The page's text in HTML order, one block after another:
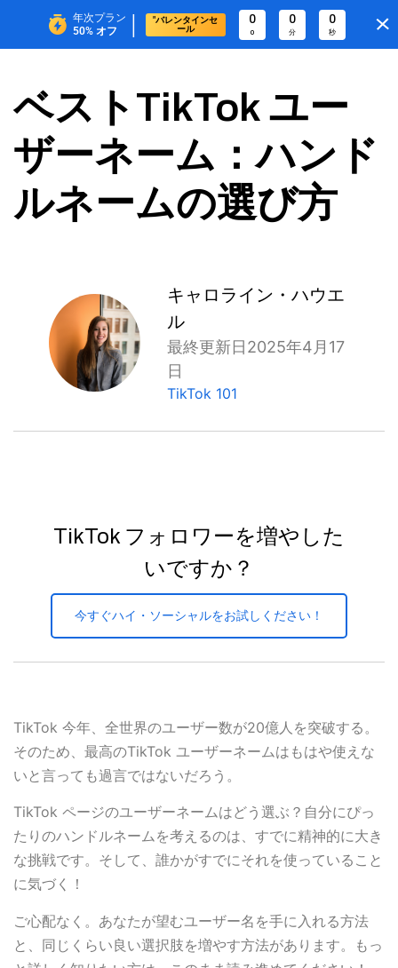
年次プラン
50% オフ |
"バレンタインセ
ール
0
0
0
分
0
秒
ベストTikTok ユー
ザーネーム：ハンド
ルネームの選び方
キャロライン・ハウエ
ル
最終更新日2025年4月17
日
TikTok 101
TikTok フォロワーを増やした
いですか？
今すぐハイ・ソーシャルをお試しください！
TikTok 今年、全世界のユーザー数が20億人を突破する。
そのため、最高のTikTok ユーザーネームはもはや使えな
いと言っても過言ではないだろう。
TikTok ページのユーザーネームはどう選ぶ？自分にぴっ
たりのハンドルネームを考えるのは、すでに精神的に大き
な挑戦です。そして、誰かがすでにそれを使っていること
に気づく！
ご心配なく。あなたが望むユーザー名を手に入れる方法
と、同じくらい良い選択肢を増やす方法があります。もっ